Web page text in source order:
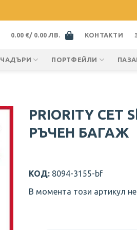
0.00 €/ 0.00 ЛВ. КОНТАКТИ
ЧАДЪРИ ПОРТФЕЙЛИ
PRIORITY
РЪЧЕН БАГАЖ
КОД: 8094-3155-bf
В момента този артикул